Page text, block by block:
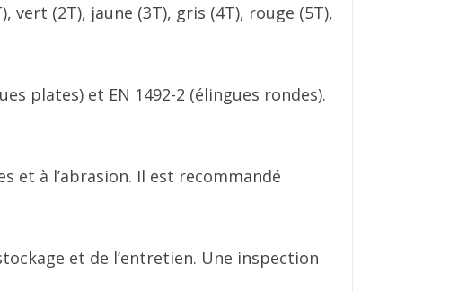
(2T), jaune (3T), gris (4T), rouge (5T),
plates) et EN 1492-2 (élingues rondes).
et à l’abrasion. Il est recommandé
et de l’entretien. Une inspection